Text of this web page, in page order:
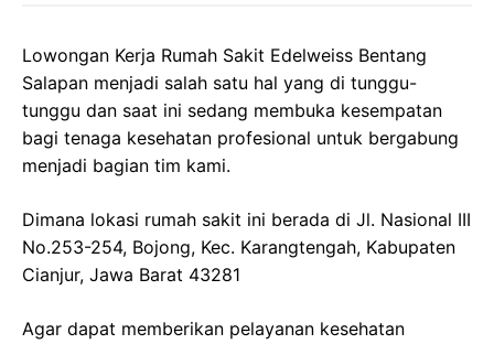
Lowongan Kerja Rumah Sakit Edelweiss Bentang
Salapan menjadi salah satu hal yang di tunggu-
tunggu dan saat ini sedang membuka kesempatan
bagi tenaga kesehatan profesional untuk bergabung
menjadi bagian tim kami.
Dimana lokasi rumah sakit ini berada di Jl. Nasional III
No.253-254, Bojong, Kec. Karangtengah, Kabupaten
Cianjur, Jawa Barat 43281
Agar dapat memberikan pelayanan kesehatan